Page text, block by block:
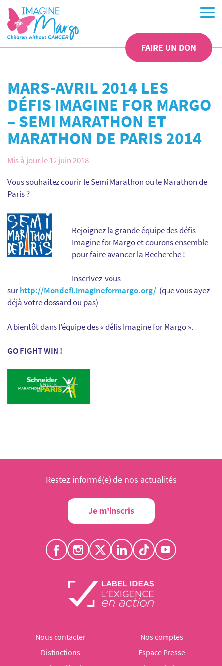
FAIRE UN DON
MARS-AVRIL 2014 LES
DÉFIS IMAGINE FOR MARGO
– SEMI MARATHON ET
MARATHON DE PARIS 2014
Mis à jour le 12 juin 2018
Vous souhaitez courir le Semi Marathon ou le Marathon de
Paris ?
Rejoignez la grande équipe des défis
Imagine for Margo et courons ensemble
pour faire avancer la Recherche !
Inscrivez-vous
surhttp://Mondefi.imagineformargo.org/ (que vous ayez
déjà votre dossard ou pas)
A bientôt dans l’équipe des « défis Imagine for Margo ».
GO FIGHT WIN !
Restez informé(e) de nos actualités
Je m'inscris
Nous contacter
Nos comptes
Distinctions
Espace Presse